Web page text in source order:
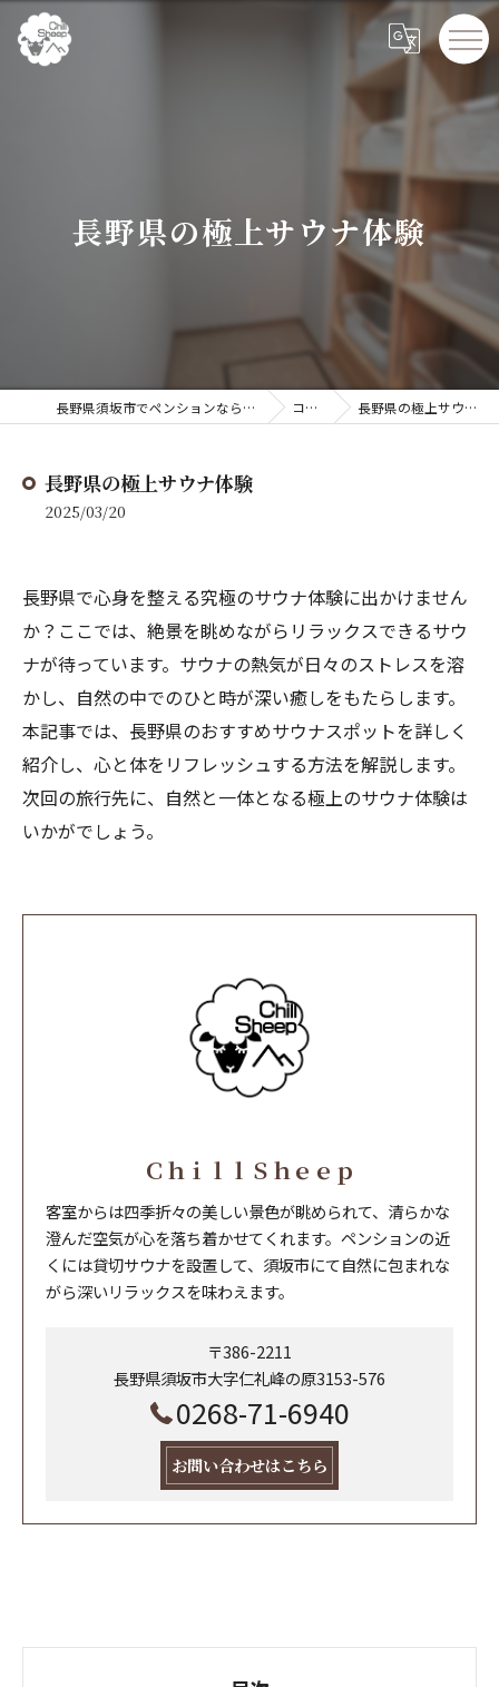
長野県の極上サウナ体験
長野県須坂市でペンションならChillSheep コラム 長野県の極上サウナ体験
長野県の極上サウナ体験
2025/03/20
長野県で心身を整える究極のサウナ体験に出かけません
か？ここでは、絶景を眺めながらリラックスできるサウ
ナが待っています。サウナの熱気が日々のストレスを溶
かし、自然の中でのひと時が深い癒しをもたらします。
本記事では、長野県のおすすめサウナスポットを詳しく
紹介し、心と体をリフレッシュする方法を解説します。
次回の旅行先に、自然と一体となる極上のサウナ体験は
いかがでしょう。
ＣｈｉｌｌＳｈｅｅｐ
客室からは四季折々の美しい景色が眺められて、清らかな
澄んだ空気が心を落ち着かせてくれます。ペンションの近
くには貸切サウナを設置して、須坂市にて自然に包まれな
がら深いリラックスを味わえます。
〒386-2211
長野県須坂市大字仁礼峰の原3153-576
0268-71-6940
お問い合わせはこちら